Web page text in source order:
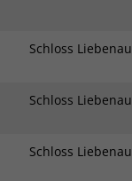
Schloss Liebenau
Schloss Liebenau
Schloss Liebenau